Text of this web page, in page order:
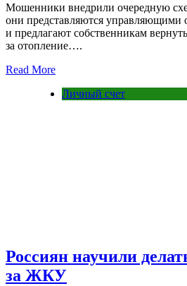
Мошенники внедрили очередную
они представляются управляющими
и предлагают собственникам
за отопление….
Read More
Личный счет
Россиян научили
за ЖКУ